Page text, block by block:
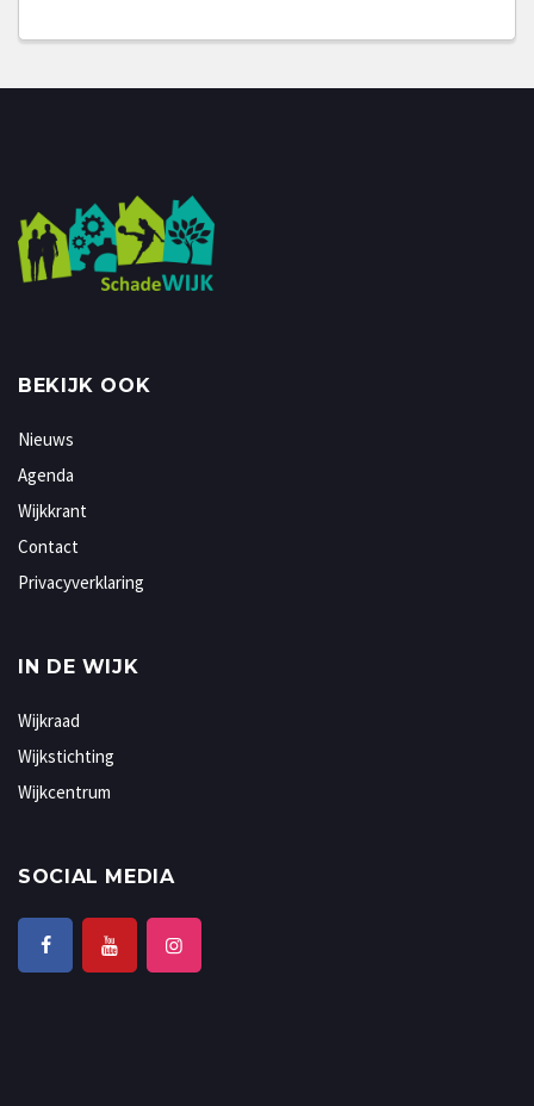
BEKIJK OOK
Nieuws
Agenda
Wijkkrant
Contact
Privacyverklaring
IN DE WIJK
Wijkraad
Wijkstichting
Wijkcentrum
SOCIAL MEDIA